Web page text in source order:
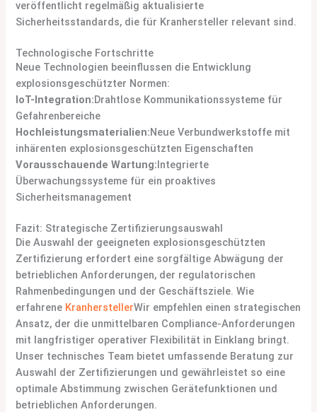
veröffentlicht regelmäßig aktualisierte
Sicherheitsstandards, die für Kranhersteller relevant sind.
Technologische Fortschritte
Neue Technologien beeinflussen die Entwicklung
explosionsgeschützter Normen:
IoT-Integration:Drahtlose Kommunikationssysteme für
Gefahrenbereiche
Hochleistungsmaterialien:Neue Verbundwerkstoffe mit
inhärenten explosionsgeschützten Eigenschaften
Vorausschauende Wartung:Integrierte
Überwachungssysteme für ein proaktives
Sicherheitsmanagement
Fazit: Strategische Zertifizierungsauswahl
Die Auswahl der geeigneten explosionsgeschützten
Zertifizierung erfordert eine sorgfältige Abwägung der
betrieblichen Anforderungen, der regulatorischen
Rahmenbedingungen und der Geschäftsziele. Wie
erfahrene KranherstellerWir empfehlen einen strategischen
Ansatz, der die unmittelbaren Compliance-Anforderungen
mit langfristiger operativer Flexibilität in Einklang bringt.
Unser technisches Team bietet umfassende Beratung zur
Auswahl der Zertifizierungen und gewährleistet so eine
optimale Abstimmung zwischen Gerätefunktionen und
betrieblichen Anforderungen.